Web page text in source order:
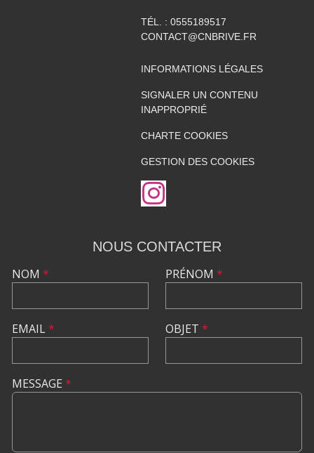
TÉL. : 0555189517
CONTACT@CNBRIVE.FR
INFORMATIONS LÉGALES
SIGNALER UN CONTENU
INAPPROPRIÉ
CHARTE COOKIES
GESTION DES COOKIES
NOUS CONTACTER
NOM *
EMAIL*
PRÉNOM *
OBJET *
MESSAGE *